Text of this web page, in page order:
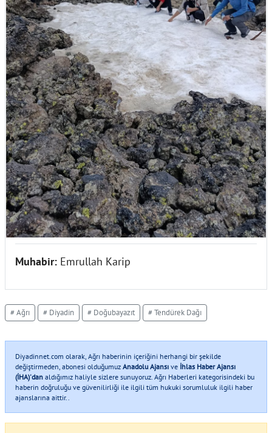
Muhabir: Emrullah Karip
# Ağrı # Diyadin # Doğubayazıt # Tendürek Dağı
Diyadinnet.com olarak, Ağrı haberinin içeriğini herhangi bir şekilde
değiştirmeden, abonesi olduğumuz Anadolu Ajansı ve İhlas Haber Ajansı
(İHA)'dan aldığımız haliyle sizlere sunuyoruz. Ağrı Haberleri kategorisindeki bu
haberin doğruluğu ve güvenilirliği ile ilgili tüm hukuki sorumluluk ilgili haber
ajanslarına aittir..